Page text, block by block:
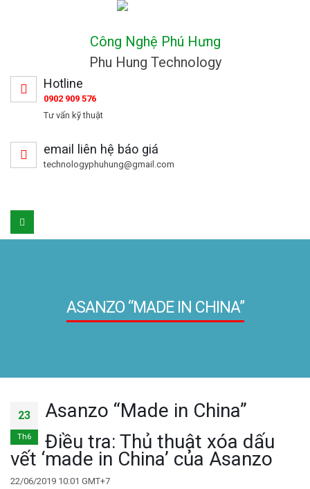
Công Nghệ Phú Hưng
Phu Hung Technology
Hotline
0902 909 576
Tư vấn kỹ thuật
email liên hệ báo giá
technologyphuhung@gmail.com
ASANZO “MADE IN CHINA”
23
Th6
Asanzo “Made in China”
Điều tra: Thủ thuật xóa dấu
vết ‘made in China’ của Asanzo
22/06/2019 10:01 GMT+7